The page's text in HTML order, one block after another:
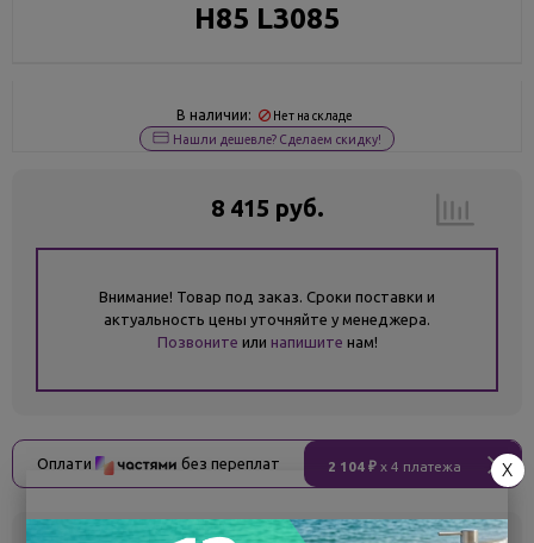
Н85 L3085
В наличии: Нет на складе
Нашли дешевле? Сделаем скидку!
8 415 руб.
Внимание! Товар под заказ. Сроки поставки и
актуальность цены уточняйте у менеджера.
Позвоните или напишите нам!
Оплати без переплат 2 104 ₽ x 4 платежа
Склад Кол-во Срок поставки
X